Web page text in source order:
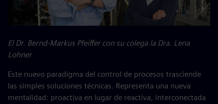
El Dr. Bernd-Markus Pfeiffer con su colega la Dra. Lena
Lohner
Este nuevo paradigma del control de procesos trasciende
las simples soluciones técnicas. Representa una nueva
mentalidad: proactiva en lugar de reactiva, interconectada